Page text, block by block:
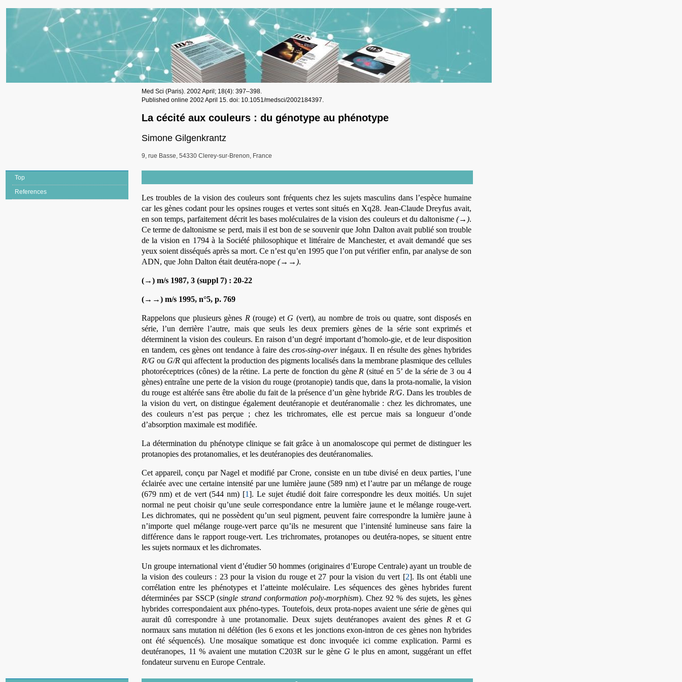
Med Sci (Paris). 2002 April; 18(4): 397–398.
Published online 2002 April 15. doi: 10.1051/medsci/2002184397.
La cécité aux couleurs : du génotype au phénotype
Simone Gilgenkrantz
9, rue Basse, 54330 Clerey-sur-Brenon, France
Top
References
Les troubles de la vision des couleurs sont fréquents chez les sujets masculins dans l’espèce humaine
car les gènes codant pour les opsines rouges et vertes sont situés en Xq28. Jean-Claude Dreyfus avait,
en son temps, parfaitement décrit les bases moléculaires de la vision des couleurs et du daltonisme (→).
Ce terme de daltonisme se perd, mais il est bon de se souvenir que John Dalton avait publié son trouble
de la vision en 1794 à la Société philosophique et littéraire de Manchester, et avait demandé que ses
yeux soient disséqués après sa mort. Ce n’est qu’en 1995 que l’on put vérifier enfin, par analyse de son
ADN, que John Dalton était deutéra-nope (→→).
(→) m/s 1987, 3 (suppl 7) : 20-22
(→→) m/s 1995, n°5, p. 769
Rappelons que plusieurs gènes R(rouge) et G (vert), au nombre de trois ou quatre, sont disposés en
série, l’un derrière l’autre, mais que seuls les deux premiers gènes de la série sont exprimés et
déterminent la vision des couleurs. En raison d’un degré important d’homolo-gie, et de leur disposition
en tandem, ces gènes ont tendance à faire descros-sing-overinégaux. Il en résulte des gènes hybrides
R/G ou G/R qui affectent la production des pigments localisés dans la membrane plasmique des cellules
photoréceptrices (cônes) de la rétine. La perte de fonction du gène R (situé en 5’ de la série de 3 ou 4
gènes) entraîne une perte de la vision du rouge (protanopie) tandis que, dans la prota-nomalie, la vision
du rouge est altérée sans être abolie du fait de la présence d’un gène hybride R/G. Dans les troubles de
la vision du vert, on distingue également deutéranopie et deutéranomalie : chez les dichromates, une
des couleurs n’est pas perçue ; chez les trichromates, elle est percue mais sa longueur d’onde
d’absorption maximale est modifiée.
La détermination du phénotype clinique se fait grâce à un anomaloscope qui permet de distinguer les
protanopies des protanomalies, et les deutéranopies des deutéranomalies.
Cet appareil, conçu par Nagel et modifié par Crone, consiste en un tube divisé en deux parties, l’une
éclairée avec une certaine intensité par une lumière jaune (589 nm) et l’autre par un mélange de rouge
(679 nm) et de vert (544 nm) [1]. Le sujet étudié doit faire correspondre les deux moitiés. Un sujet
normal ne peut choisir qu’une seule correspondance entre la lumière jaune et le mélange rouge-vert.
Les dichromates, qui ne possèdent qu’un seul pigment, peuvent faire correspondre la lumière jaune à
n’importe quel mélange rouge-vert parce qu’ils ne mesurent que l’intensité lumineuse sans faire la
différence dans le rapport rouge-vert. Les trichromates, protanopes ou deutéra-nopes, se situent entre
les sujets normaux et les dichromates.
Un groupe international vient d’étudier 50 hommes (originaires d’Europe Centrale) ayant un trouble de
la vision des couleurs : 23 pour la vision du rouge et 27 pour la vision du vert [2]. Ils ont établi une
corrélation entre les phénotypes et l’atteinte moléculaire. Les séquences des gènes hybrides furent
déterminées par SSCP (single strand conformation poly-morphism). Chez 92 % des sujets, les gènes
hybrides correspondaient aux phéno-types. Toutefois, deux prota-nopes avaient une série de gènes qui
aurait dû correspondre à une protanomalie. Deux sujets deutéranopes avaient des gènes Ret G
normaux sans mutation ni délétion (les 6 exons et les jonctions exon-intron de ces gènes non hybrides
ont été séquencés). Une mosaïque somatique est donc invoquée ici comme explication. Parmi es
deutéranopes, 11 % avaient une mutation C203R sur le gène G le plus en amont, suggérant un effet
fondateur survenu en Europe Centrale.